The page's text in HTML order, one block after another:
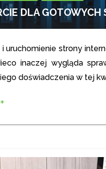
DLA GOTOWYCH
i uruchomienie strony
inaczej wygląda
doświadczenia w tej